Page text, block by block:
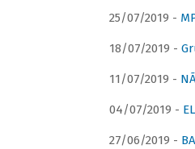
25/07/2019 -
18/07/2019 -
11/07/2019 -
04/07/2019 -
27/06/2019 -